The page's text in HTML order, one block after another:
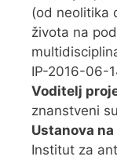
(od neolitika
života na
IP-2016-06-
Voditelj
znanstveni
Ustanova
Institut za